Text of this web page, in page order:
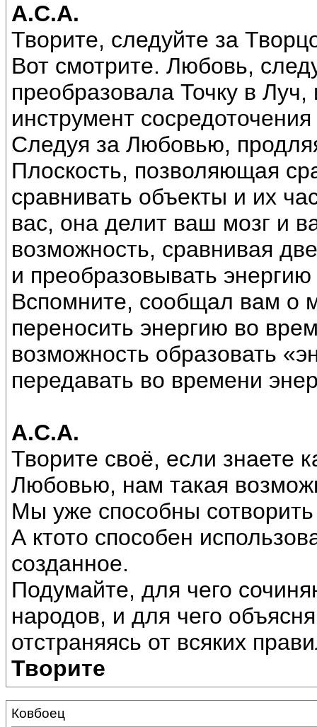
А.С.А.
Творите, следуйте за
Вот смотрите. Любовь,
преобразовала Точку в
инструмент
Следуя за Любовью,
Плоскость, позволяющая
сравнивать объекты и их
вас, она делит ваш мозг и
возможность, сравнивая
и преобразовывать
Вспомните, сообщал вам о
переносить энергию во
возможность образовать
передавать во времени
А.С.А.
Творите своё, если знаете
Любовью, нам такая
Мы уже способны
А ктото способен
созданное.
Подумайте, для чего
народов, и для чего
отстраняясь от всяких
Творите
Ковбоец